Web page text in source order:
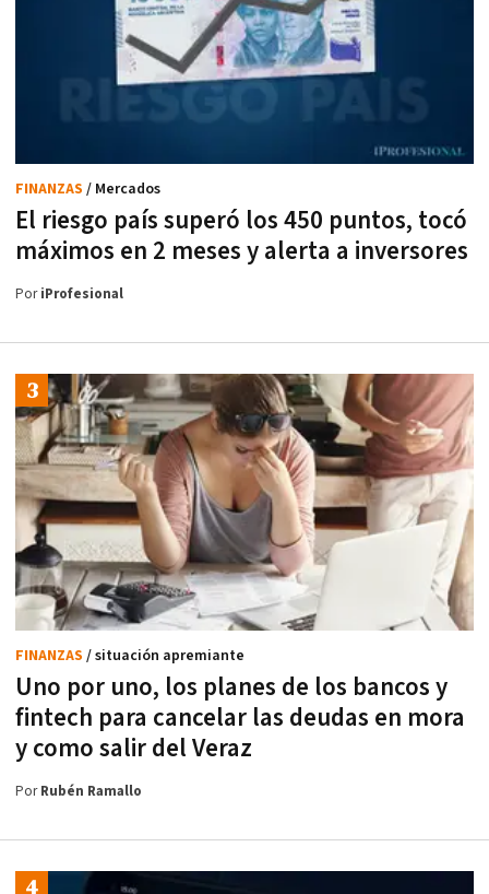
El riesgo país superó los 450 puntos, tocó
máximos en 2 meses y alerta a inversores
FINANZAS / Mercados
PoriProfesional
Uno por uno, los planes de los bancos y
fintech para cancelar las deudas en mora
y como salir del Veraz
FINANZAS / situación apremiante
PorRubén Ramallo